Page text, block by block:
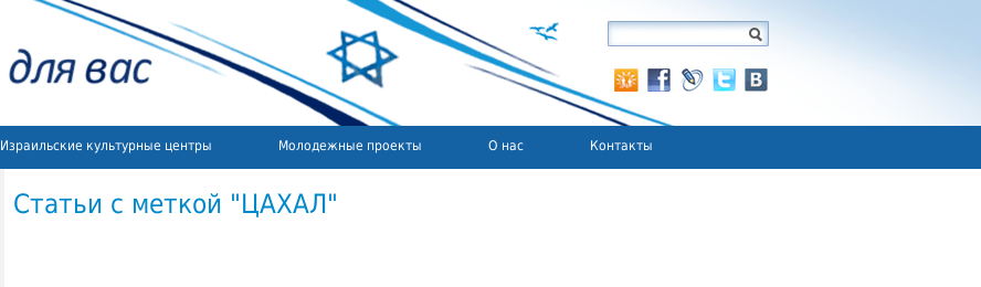
Израильские культурные центры Молодежные проекты О нас Контакты
Статьи с меткой "ЦАХАЛ"